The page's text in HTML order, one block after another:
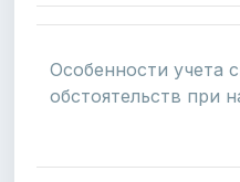
Особенности учета
обстоятельств при